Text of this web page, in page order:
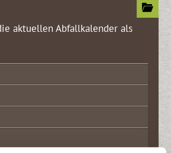
aktuellen Abfallkalender als